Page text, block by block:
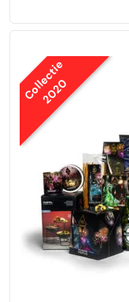
Collectie
2020